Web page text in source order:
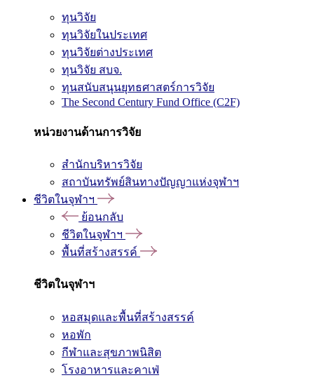
ทุนวิจัย
ทุนวิจัยในประเทศ
ทุนวิจัยต่างประเทศ
ทุนวิจัย สบจ.
ทุนสนับสนุนยุทธศาสตร์การวิจัย
The Second Century Fund Office (C2F)
หน่วยงานด้านการวิจัย
สำนักบริหารวิจัย
สถาบันทรัพย์สินทางปัญญาแห่งจุฬาฯ
ชีวิตในจุฬาฯ
ย้อนกลับ
ชีวิตในจุฬาฯ
พื้นที่สร้างสรรค์
ชีวิตในจุฬาฯ
หอสมุดและพื้นที่สร้างสรรค์
หอพัก
กีฬาและสุขภาพนิสิต
โรงอาหารและคาเฟ่